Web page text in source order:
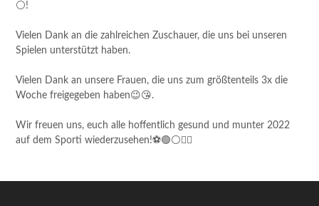
⚪!
Vielen Dank an die zahlreichen Zuschauer, die uns bei unseren
Spielen unterstützt haben.
Vielen Dank an unsere Frauen, die uns zum größtenteils 3x die
Woche freigegeben haben😉😘.
Wir freuen uns, euch alle hoffentlich gesund und munter 2022
auf dem Sporti wiederzusehen!⚽️🟢⚪🙋‍♂️